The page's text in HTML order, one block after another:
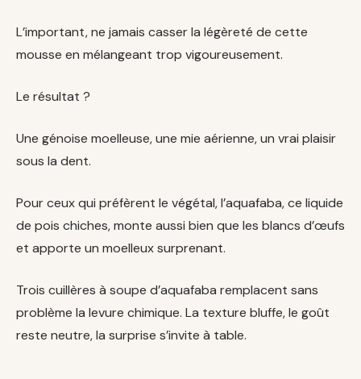
L’important, ne jamais casser la légèreté de cette
mousse en mélangeant trop vigoureusement.
Le résultat ?
Une génoise moelleuse, une mie aérienne, un vrai plaisir
sous la dent.
Pour ceux qui préfèrent le végétal, l’aquafaba, ce liquide
de pois chiches, monte aussi bien que les blancs d’œufs
et apporte un moelleux surprenant.
Trois cuillères à soupe d’aquafaba remplacent sans
problème la levure chimique. La texture bluffe, le goût
reste neutre, la surprise s’invite à table.